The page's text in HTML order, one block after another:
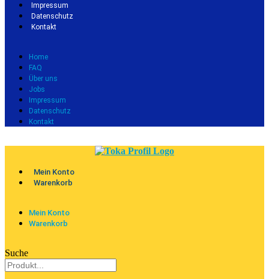
Impressum
Datenschutz
Kontakt
Home
FAQ
Über uns
Jobs
Impressum
Datenschutz
Kontakt
Mein Konto
Warenkorb
Mein Konto
Warenkorb
Suche